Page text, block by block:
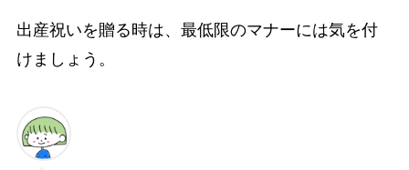
出産祝いを贈る時は、最低限のマナーには気を付
けましょう。